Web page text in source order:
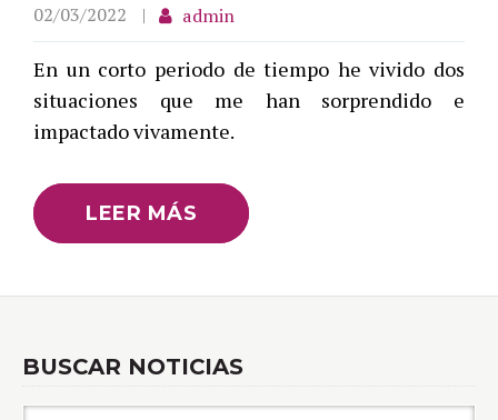
02/03/2022 admin
En un corto periodo de tiempo he vivido dos
situaciones que me han sorprendido e
impactado vivamente.
LEER MÁS
BUSCAR NOTICIAS